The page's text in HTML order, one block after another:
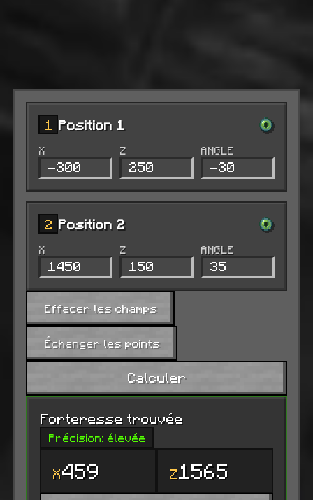
1 Position 1
X Z ANGLE
2 Position 2
X Z ANGLE
Effacer les champs
Échanger les points
Calculer
Forteresse trouvée
Précision: élevée
X459 Z1565